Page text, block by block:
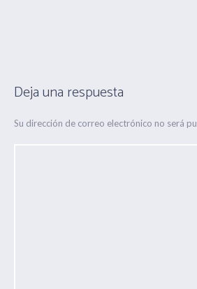
Deja una respuesta
Su dirección de correo electrónico no será